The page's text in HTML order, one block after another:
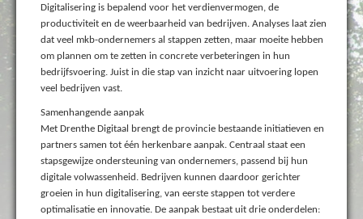
Digitalisering is bepalend voor het verdienvermogen, de
productiviteit en de weerbaarheid van bedrijven. Analyses laat zien
dat veel mkb-ondernemers al stappen zetten, maar moeite hebben
om plannen om te zetten in concrete verbeteringen in hun
bedrijfsvoering. Juist in die stap van inzicht naar uitvoering lopen
veel bedrijven vast.
Samenhangende aanpak
Met Drenthe Digitaal brengt de provincie bestaande initiatieven en
partners samen tot één herkenbare aanpak. Centraal staat een
stapsgewijze ondersteuning van ondernemers, passend bij hun
digitale volwassenheid. Bedrijven kunnen daardoor gerichter
groeien in hun digitalisering, van eerste stappen tot verdere
optimalisatie en innovatie. De aanpak bestaat uit drie onderdelen: